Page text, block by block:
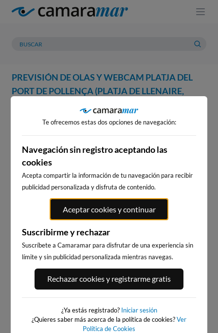
PREVISIÓN DE OLAS Y WEBCAM PLATJA DEL
PORT DE POLLENÇA (PLATJA DE LLENAIRE,
WEBCAM PREVISIÓN METEOROLOGÍA
WEBCAM PLATJA DEL PORT DE
POLLENÇA (PLATJA DE
LLENAIRE, PLATJA DELS
TAMARELLS ), POLLENÇA
WEBCAMS CERCANAS
PORT ANDRATX PLAYA DE SITGES
183km · Sitges
Te ofrecemos estas dos opciones de navegación:
Navegación sin registro aceptando las
cookies
Acepta compartir la información de tu navegación para recibir
publicidad personalizada y disfruta de contenido.
Aceptar cookies y continuar
Suscribirme y rechazar
Suscríbete a Camaramar para disfrutar de una experiencia sin
límite y sin publicidad personalizada mientras navegas.
Rechazar cookies y registrarme gratis
¿Ya estás registrado? Iniciar sesión
¿Quieres saber más acerca de la política de cookies?Ver
Política de Cookies